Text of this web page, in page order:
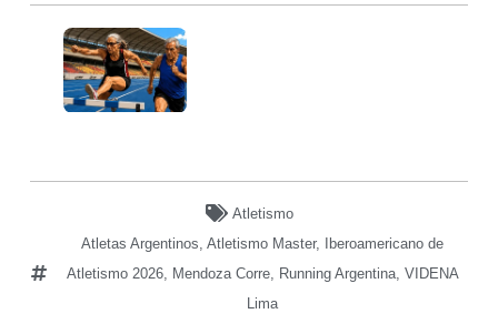
Atletismo
Atletas Argentinos Atletismo Master, Iberoamericano de
Atletismo 2026, Mendoza Corre, Running Argentina, VIDENA
Lima